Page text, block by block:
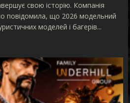
свою історію. Компанія
повідомила, що 2026 модельний
моделей і багерів...